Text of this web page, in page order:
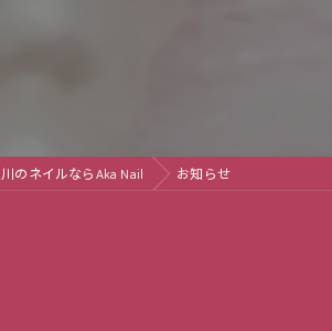
のネイルならAka Nail お知らせ